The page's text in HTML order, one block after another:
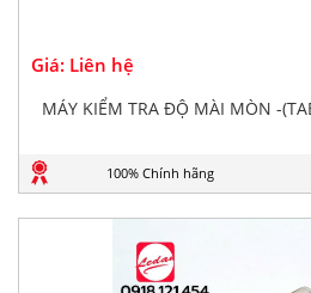
Giá: Liên hệ
MÁY KIỂM TRA ĐỘ MÀI MÒN -
100% Chính hãng